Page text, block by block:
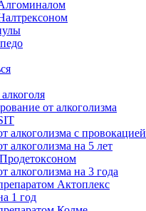
от алкоголизма
алкоголизма с провокацией
алкоголизма на 5 лет
алкоголизма на 3 года
Актоплекс
1 год